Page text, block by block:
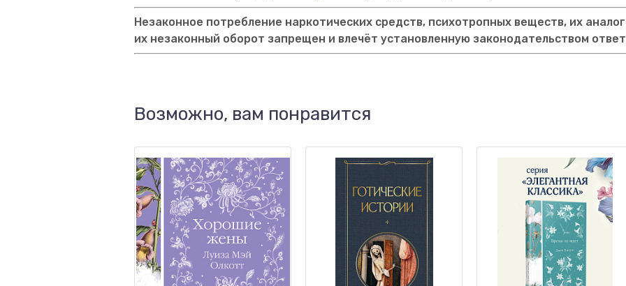
Незаконное потребление наркотических средств, психотропных веществ, их
их незаконный оборот запрещен и влечёт установленную законодательством
Возможно, вам понравится